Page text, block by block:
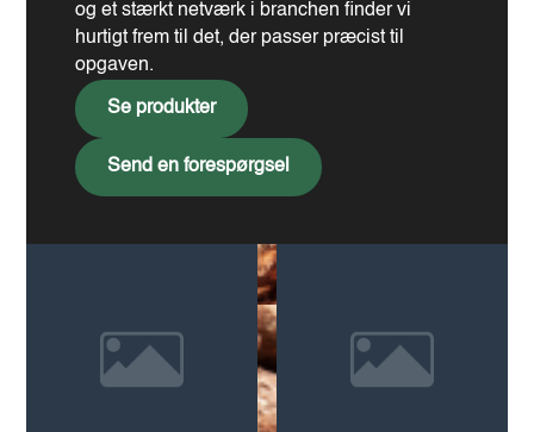
og et stærkt netværk i branchen finder vi
hurtigt frem til det, der passer præcist til
opgaven.
Se produkter
Send en forespørgsel